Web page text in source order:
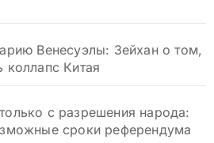
Венесуэлы: Зейхан о том,
коллапс Китая
с разрешения народа:
сроки референдума